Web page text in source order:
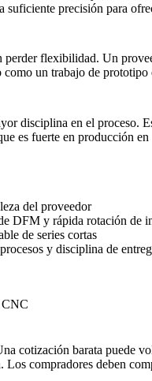
precisión para
perder flexibilidad. Un
un trabajo de
disciplina en el
es fuerte en producción en
del proveedor
DFM y rápida rotación de
de series cortas
y disciplina de
CNC
cotización barata puede
compradores deben